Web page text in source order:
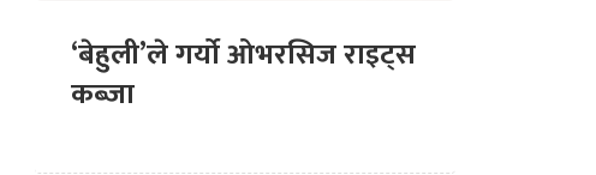
‘बेहुली’ले गर्यो ओभरसिज राइट्स
कब्जा